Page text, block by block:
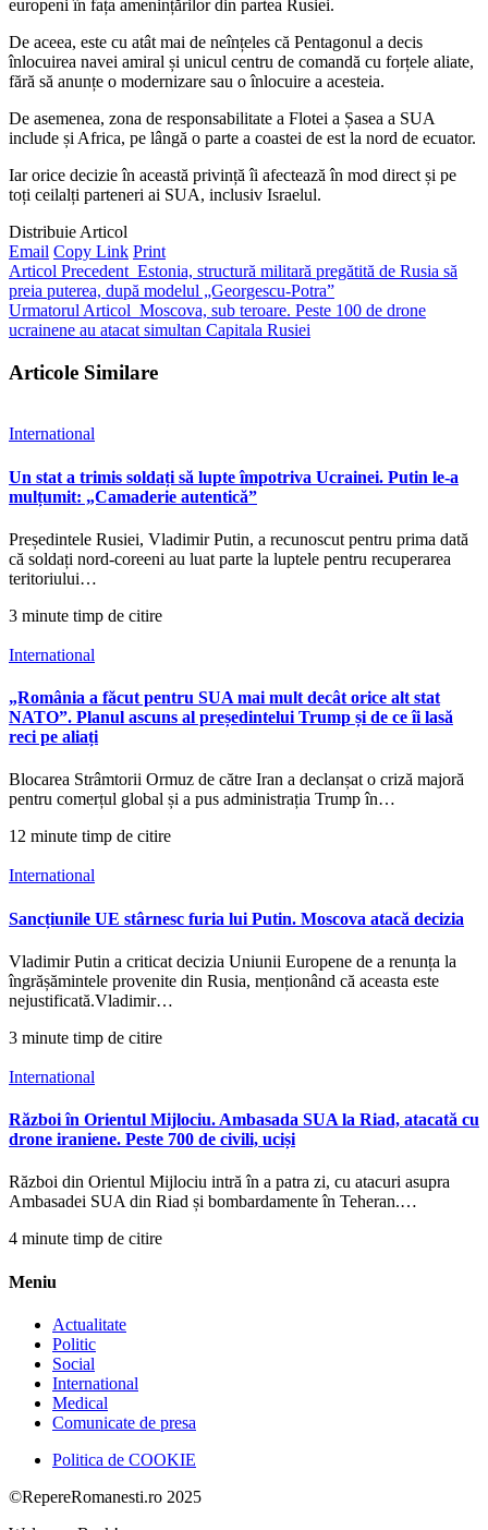
europeni în fața amenințărilor din partea Rusiei.
De aceea, este cu atât mai de neînțeles că Pentagonul a decis
înlocuirea navei amiral și unicul centru de comandă cu forțele aliate,
fără să anunțe o modernizare sau o înlocuire a acesteia.
De asemenea, zona de responsabilitate a Flotei a Șasea a SUA
include și Africa, pe lângă o parte a coastei de est la nord de ecuator.
Iar orice decizie în această privință îi afectează în mod direct și pe
toți ceilalți parteneri ai SUA, inclusiv Israelul.
Distribuie Articol
Email Copy Link Print
Articol Precedent Estonia, structură militară pregătită de Rusia să
preia puterea, după modelul „Georgescu-Potra”
Urmatorul Articol Moscova, sub teroare. Peste 100 de drone
ucrainene au atacat simultan Capitala Rusiei
Articole Similare
International
Un stat a trimis soldați să lupte împotriva Ucrainei. Putin le-a
mulțumit: „Camaderie autentică”
Președintele Rusiei, Vladimir Putin, a recunoscut pentru prima dată
că soldați nord-coreeni au luat parte la luptele pentru recuperarea
teritoriului…
3 minute timp de citire
International
„România a făcut pentru SUA mai mult decât orice alt stat
NATO”. Planul ascuns al președintelui Trump și de ce îi lasă
reci pe aliați
Blocarea Strâmtorii Ormuz de către Iran a declanșat o criză majoră
pentru comerțul global și a pus administrația Trump în…
12 minute timp de citire
International
Sancțiunile UE stârnesc furia lui Putin. Moscova atacă decizia
Vladimir Putin a criticat decizia Uniunii Europene de a renunța la
îngrășămintele provenite din Rusia, menționând că aceasta este
nejustificată.Vladimir…
3 minute timp de citire
International
Război în Orientul Mijlociu. Ambasada SUA la Riad, atacată cu
drone iraniene. Peste 700 de civili, uciși
Război din Orientul Mijlociu intră în a patra zi, cu atacuri asupra
Ambasadei SUA din Riad și bombardamente în Teheran.…
4 minute timp de citire
Meniu
Actualitate
Politic
Social
International
Medical
Comunicate de presa
Politica de COOKIE
©RepereRomanesti.ro 2025